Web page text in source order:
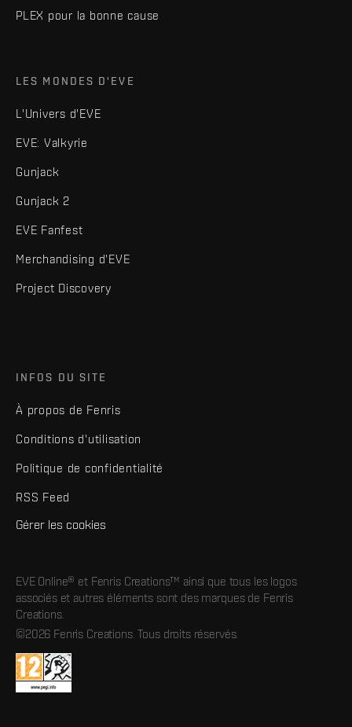
PLEX pour la bonne cause
LES MONDES D'EVE
L'Univers d'EVE
EVE: Valkyrie
Gunjack
Gunjack 2
EVE Fanfest
Merchandising d'EVE
Project Discovery
INFOS DU SITE
À propos de Fenris
Conditions d'utilisation
Politique de confidentialité
RSS Feed
Gérer les cookies
EVE Online® et Fenris Creations™ ainsi que tous les logos
associés et autres éléments sont des marques de Fenris
Creations.
©2026 Fenris Creations. Tous droits réservés.